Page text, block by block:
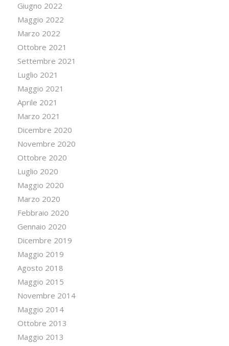
Giugno 2022
Maggio 2022
Marzo 2022
Ottobre 2021
Settembre 2021
Luglio 2021
Maggio 2021
Aprile 2021
Marzo 2021
Dicembre 2020
Novembre 2020
Ottobre 2020
Luglio 2020
Maggio 2020
Marzo 2020
Febbraio 2020
Gennaio 2020
Dicembre 2019
Maggio 2019
Agosto 2018
Maggio 2015
Novembre 2014
Maggio 2014
Ottobre 2013
Maggio 2013